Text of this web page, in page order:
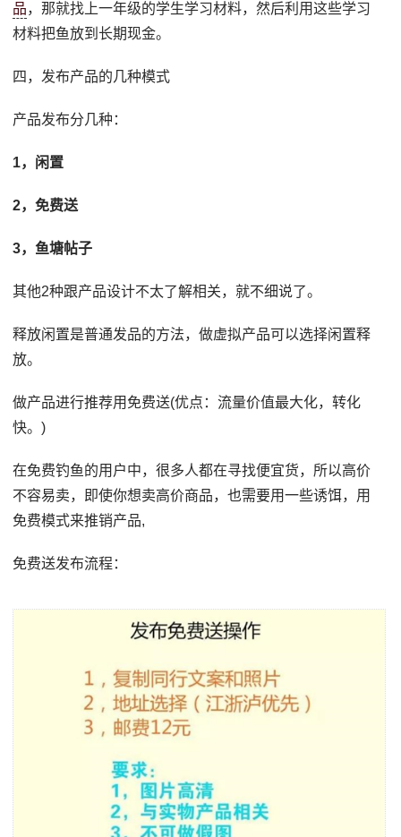
品，那就找上一年级的学生学习材料，然后利用这些学习
材料把鱼放到长期现金。
四，发布产品的几种模式
产品发布分几种：
1，闲置
2，免费送
3，鱼塘帖子
其他2种跟产品设计不太了解相关，就不细说了。
释放闲置是普通发品的方法，做虚拟产品可以选择闲置释
放。
做产品进行推荐用免费送(优点：流量价值最大化，转化
快。)
在免费钓鱼的用户中，很多人都在寻找便宜货，所以高价
不容易卖，即使你想卖高价商品，也需要用一些诱饵，用
免费模式来推销产品,
免费送发布流程：